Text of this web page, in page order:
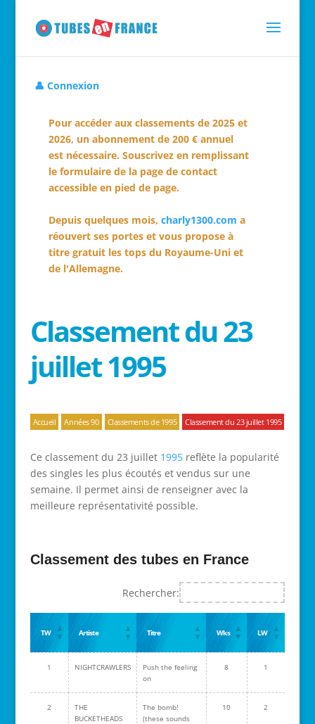
👤 Connexion
Pour accéder aux classements de 2025 et
2026, un abonnement de 200 € annuel
est nécessaire. Souscrivez en remplissant
le formulaire de la page de contact
accessible en pied de page.
Depuis quelques mois, charly1300.com a
réouvert ses portes et vous propose à
titre gratuit les tops du Royaume-Uni et
de l'Allemagne.
Classement du 23
juillet 1995
Accueil Années 90 Classements de 1995 Classement du 23 juillet 1995
Ce classement du 23 juillet 1995reflète la popularité
des singles les plus écoutés et vendus sur une
semaine. Il permet ainsi de renseigner avec la
meilleure représentativité possible.
Classement des tubes en France
Rechercher:
TW Artiste Titre Wks LW
1 NIGHTCRAWLERS
Push the feeling
on
8 1
2
THE
BUCKETHEADS
The bomb!
(these sounds
10 2